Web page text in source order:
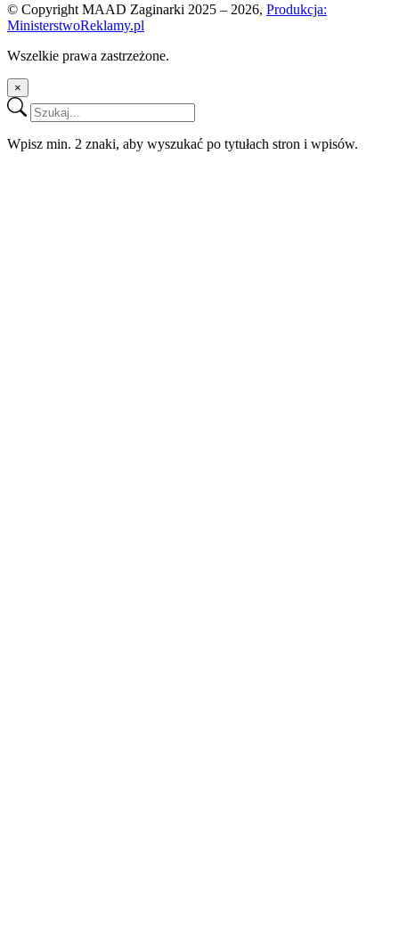
© Copyright MAAD Zaginarki 2025 – 2026, Produkcja:
MinisterstwoReklamy.pl
Wszelkie prawa zastrzeżone.
×
Wpisz min. 2 znaki, aby wyszukać po tytułach stron i wpisów.